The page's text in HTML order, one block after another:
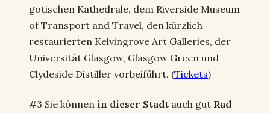
gotischen Kathedrale, dem Riverside Museum
of Transport and Travel, den kürzlich
restaurierten Kelvingrove Art Galleries, der
Universität Glasgow, Glasgow Green und
Clydeside Distiller vorbeiführt. (Tickets)
#3 Sie können in dieser Stadt auch gut Rad